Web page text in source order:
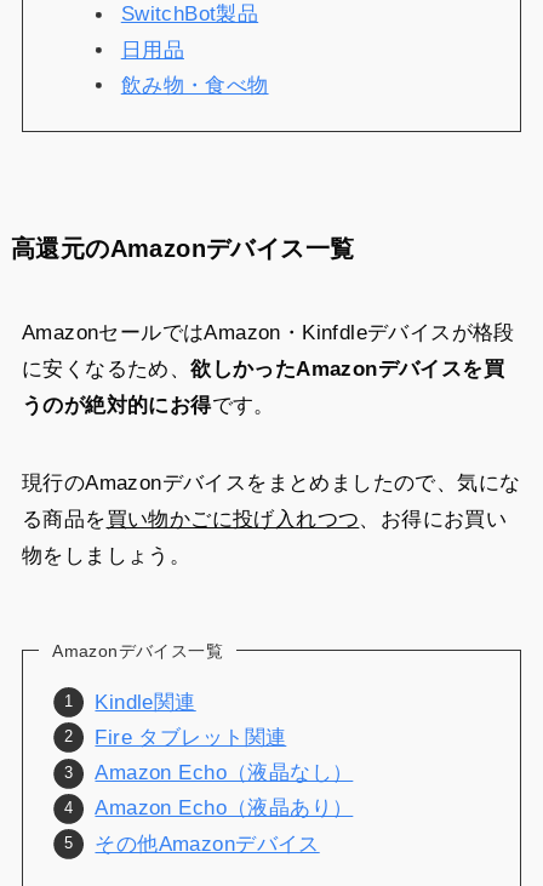
SwitchBot製品
日用品
飲み物・食べ物
高還元のAmazonデバイス一覧
AmazonセールではAmazon・Kinfdleデバイスが格段
に安くなるため、欲しかったAmazonデバイスを買
うのが絶対的にお得です。
現行のAmazonデバイスをまとめましたので、気にな
る商品を買い物かごに投げ入れつつ、お得にお買い
物をしましょう。
Amazonデバイス一覧
Kindle関連
Fire タブレット関連
Amazon Echo（液晶なし）
Amazon Echo（液晶あり）
その他Amazonデバイス